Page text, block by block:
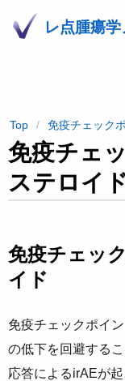
レ点腫瘍学
Top 免疫チェック
免疫チェ
ステロイ
免疫チェッ
イド
免疫チェックポイ
の低下を回避する
応答によるirAEが